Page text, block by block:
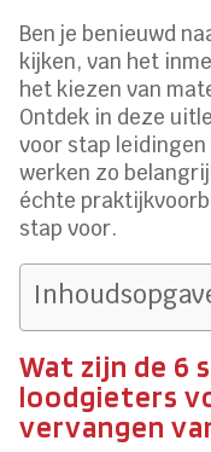
Ben je benieuwd
kijken, van het
het kiezen van
Ontdek in deze
voor stap
werken zo
échte
stap voor.
Wat zijn de 6
loodgieters
vervangen